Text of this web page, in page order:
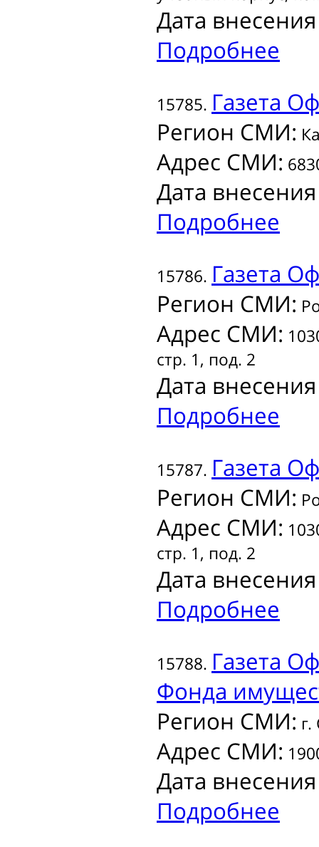
Дата
Подробнее
15785. Газета
Регион СМИ:
Адрес СМИ:
Дата
Подробнее
15786. Газета
Регион СМИ:
Адрес СМИ:
стр. 1, под. 2
Дата
Подробнее
15787. Газета
Регион СМИ:
Адрес СМИ:
стр. 1, под. 2
Дата
Подробнее
15788. Газета
Фонда
Регион СМИ:
Адрес СМИ:
Дата
Подробнее